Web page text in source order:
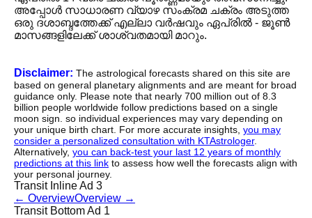
അപ്പോൾ സാധാരണ വ്യാഴ സംക്രമ ചക്രം അടുത്ത
ഒരു ദശാബ്ദത്തേക്ക് എല്ലാ വർഷവും ഏപ്രിൽ - ജൂൺ
മാസങ്ങളിലേക്ക് ശാശ്വതമായി മാറും.
Disclaimer: The astrological forecasts shared on this site are
based on general planetary alignments and are meant for broad
guidance only. Please note that nearly 700 million out of 8.3
billion people worldwide follow predictions based on a single
moon sign. so individual experiences may vary depending on
your unique birth chart. For more accurate insights, you may
consider a personalized consultation with KTAstrologer.
Alternatively, you can back-test your last 12 years of monthly
predictions at this link to assess how well the forecasts align with
your personal journey.
Transit Inline Ad 3
← OverviewOverview →
Transit Bottom Ad 1